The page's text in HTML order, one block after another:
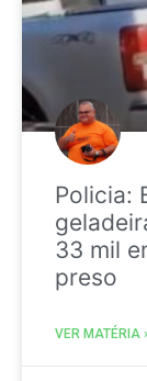
Policia:
33 mil
preso
VER MATÉRIA